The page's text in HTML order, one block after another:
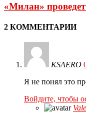
«Милан»
2 КОММЕНТАРИИ
KSAERO
Я не понял это
Войдите, чтобы